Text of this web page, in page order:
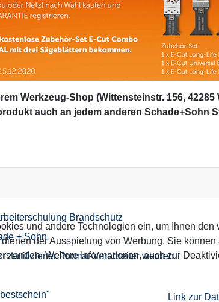
Werkzeug-Shop (Wittensteinstr. 156,
auch an jedem anderen Schade+Sohn
& Neuheiten (2. Quartal 2021)
Brandschutz
+ Sohn
zertifizierter Promat-Verarbeiter werden
und andere Technologien ein, um Ihnen
der Ausspielung von Werbung. Sie
Weitere Informationen, auch zur
Link zur